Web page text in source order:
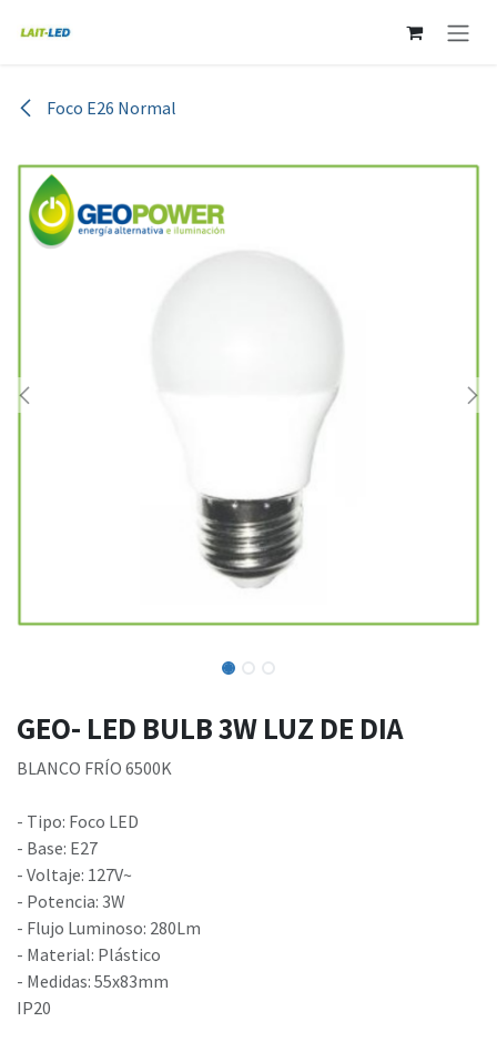
Foco E26 Normal
GEO- LED BULB 3W LUZ DE DIA
BLANCO FRÍO 6500K
- Tipo: Foco LED
- Base: E27
- Voltaje: 127V~
- Potencia: 3W
- Flujo Luminoso: 280Lm
- Material: Plástico
- Medidas: 55x83mm
IP20